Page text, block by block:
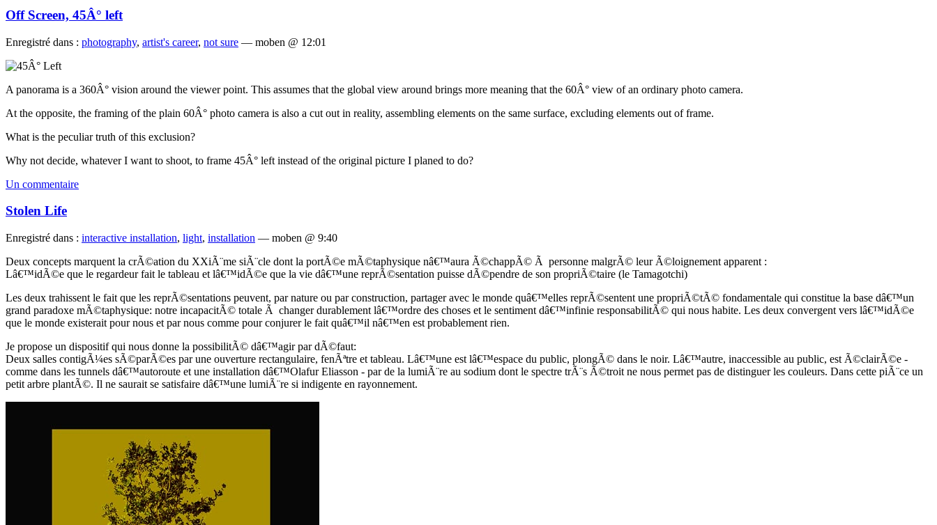
Off Screen, 45Â° left
Enregistré dans : photography, artist's career, not sure — moben @ 12:01
A panorama is a 360Â° vision around the viewer point. This assumes that the global view around brings more meaning that the 60Â° view of an ordinary photo camera.
At the opposite, the framing of the plain 60Â° photo camera is also a cut out in reality, assembling elements on the same surface, excluding elements out of frame.
What is the peculiar truth of this exclusion?
Why not decide, whatever I want to shoot, to frame 45Â° left instead of the original picture I planed to do?
Un commentaire
Stolen Life
Enregistré dans : interactive installation, light, installation — moben @ 9:40
Deux concepts marquent la crÃ©ation du XXiÃ¨me siÃ¨cle dont la portÃ©e mÃ©taphysique nâ€™aura Ã©chappÃ© Ã personne malgrÃ© leur Ã©loignement apparent :
Lâ€™idÃ©e que le regardeur fait le tableau et lâ€™idÃ©e que la vie dâ€™une reprÃ©sentation puisse dÃ©pendre de son propriÃ©taire (le Tamagotchi)
Les deux trahissent le fait que les reprÃ©sentations peuvent, par nature ou par construction, partager avec le monde quâ€™elles reprÃ©sentent une propriÃ©tÃ© fondamentale qui constitue la base dâ€™un
grand paradoxe mÃ©taphysique: notre incapacitÃ© totale Ã changer durablement lâ€™ordre des choses et le sentiment dâ€™infinie responsabilitÃ© qui nous habite. Les deux convergent vers lâ€™idÃ©e
que le monde existerait pour nous et par nous comme pour conjurer le fait quâ€™il nâ€™en est probablement rien.
Je propose un dispositif qui nous donne la possibilitÃ© dâ€™agir par dÃ©faut:
Deux salles contigÃ¼es sÃ©parÃ©es par une ouverture rectangulaire, fenÃªtre et tableau. Lâ€™une est lâ€™espace du public, plongÃ© dans le noir. Lâ€™autre, inaccessible au public, est Ã©clairÃ©e -
comme dans les tunnels dâ€™autoroute et une installation dâ€™Olafur Eliasson - par de la lumiÃ¨re au sodium dont le spectre trÃ¨s Ã©troit ne nous permet pas de distinguer les couleurs. Dans cette piÃ¨ce un
petit arbre plantÃ©. Il ne saurait se satisfaire dâ€™une lumiÃ¨re si indigente en rayonnement.